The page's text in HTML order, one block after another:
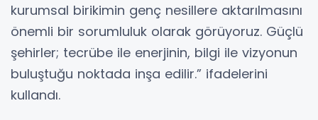
kurumsal birikimin genç nesillere aktarılmasını
önemli bir sorumluluk olarak görüyoruz. Güçlü
şehirler; tecrübe ile enerjinin, bilgi ile vizyonun
buluştuğu noktada inşa edilir.” ifadelerini
kullandı.